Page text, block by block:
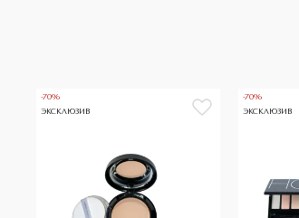
-70%
ЭКСКЛЮЗИВ
-70%
ЭКСКЛЮЗИВ